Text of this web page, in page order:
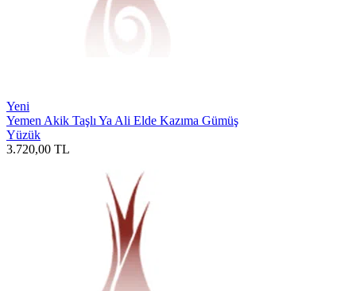
Yeni
Yemen Akik Taşlı Ya Ali Elde Kazıma Gümüş
Yüzük
3.720,00 TL